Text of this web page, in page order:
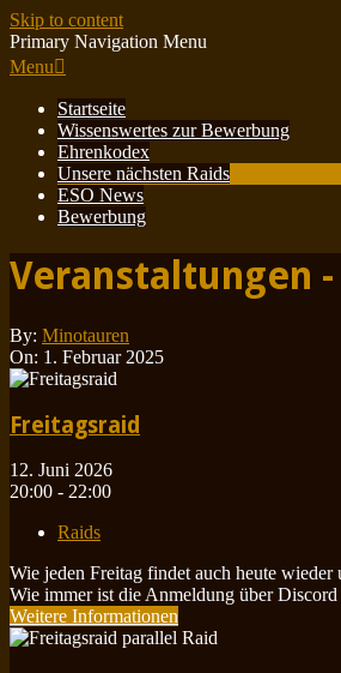
Skip to content
Primary Navigation Menu
Menu
Startseite
Wissenswertes zur Bewerbung
Ehrenkodex
Unsere nächsten Raids
ESO News
Bewerbung
Veranstaltungen -
By: Minotauren
On: 1. Februar 2025
Freitagsraid
12. Juni 2026
20:00 - 22:00
Raids
Wie jeden Freitag findet auch heute wieder
Wie immer ist die Anmeldung über
Weitere Informationen